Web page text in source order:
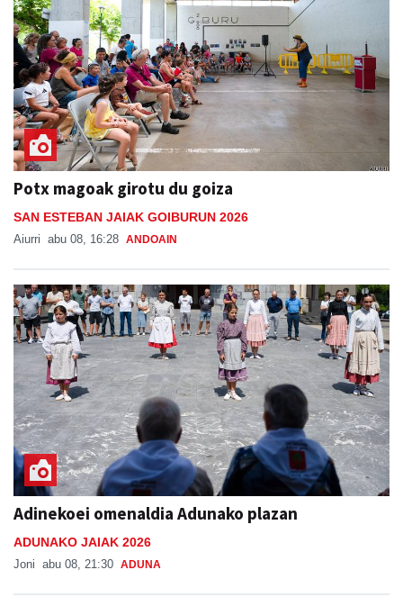
Potx magoak girotu du goiza
SAN ESTEBAN JAIAK GOIBURUN 2026
Aiurri abu 08, 16:28 ANDOAIN
Adinekoei omenaldia Adunako plazan
ADUNAKO JAIAK 2026
Joni abu 08, 21:30 ADUNA